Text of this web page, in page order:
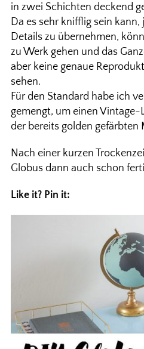
in zwei Schichten deckend
Da es sehr knifflig sein
Details zu übernehmen,
zu Werk gehen und das
aber keine genaue
sehen.
Für den Standard habe ich
gemengt, um einen Vintage-
der bereits golden gefärbten
Nach einer kurzen
Globus dann auch schon
Like it? Pin it: